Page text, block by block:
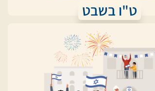
ט"ו בשבט